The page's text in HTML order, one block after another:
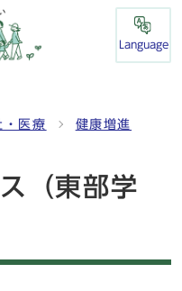
Language
・医療 健康増進
（東部学